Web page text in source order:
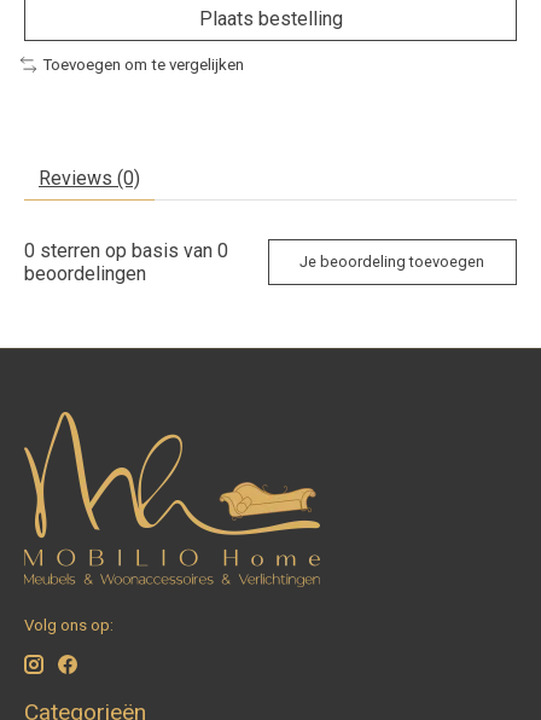
Plaats bestelling
Toevoegen om te vergelijken
Reviews (0)
0 sterren op basis van 0
beoordelingen
Je beoordeling toevoegen
Volg ons op:
Categorieën